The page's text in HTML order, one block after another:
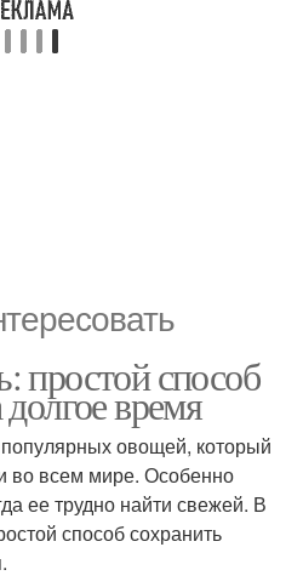
простой способ
время
овощей, который
во всем мире. Особенно
ее трудно найти свежей. В
способ сохранить